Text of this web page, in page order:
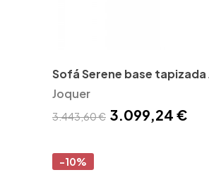
Sofá Serene base tapizada
Joquer
3.443,60 € 3.099,24 €
-10%